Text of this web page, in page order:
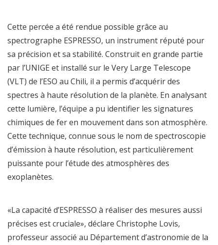
Cette percée a été rendue possible grâce au
spectrographe ESPRESSO, un instrument réputé pour
sa précision et sa stabilité. Construit en grande partie
par l’UNIGE et installé sur le Very Large Telescope
(VLT) de l’ESO au Chili, il a permis d’acquérir des
spectres à haute résolution de la planète. En analysant
cette lumière, l’équipe a pu identifier les signatures
chimiques de fer en mouvement dans son atmosphère.
Cette technique, connue sous le nom de spectroscopie
d’émission à haute résolution, est particulièrement
puissante pour l’étude des atmosphères des
exoplanètes.
«La capacité d’ESPRESSO à réaliser des mesures aussi
précises est cruciale», déclare Christophe Lovis,
professeur associé au Département d’astronomie de la